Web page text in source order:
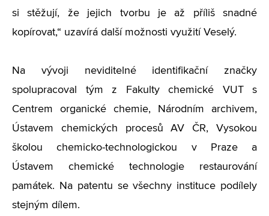
si stěžují, že jejich tvorbu je až příliš snadné
kopírovat,“ uzavírá další možnosti využití Veselý.
Na vývoji neviditelné identifikační značky
spolupracoval tým z Fakulty chemické VUT s
Centrem organické chemie, Národním archivem,
Ústavem chemických procesů AV ČR, Vysokou
školou chemicko-technologickou v Praze a
Ústavem chemické technologie restaurování
památek. Na patentu se všechny instituce podílely
stejným dílem.